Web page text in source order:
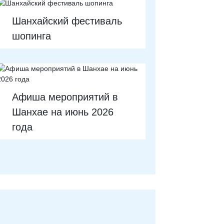
Шанхайский фестиваль
шопинга
Афиша мероприятий в
Шанхае на июнь 2026
года